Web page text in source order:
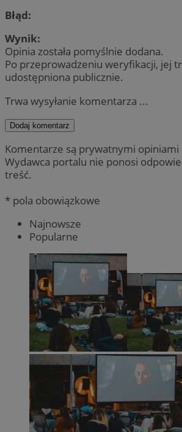
Błąd:
Wynik:
Opinia została pomyślnie dodana.
Po przeprowadzeniu weryfikacji, jej
udostępniona publicznie.
Trwa wysyłanie komentarza ...
Dodaj komentarz
Komentarze są prywatnymi
Wydawca portalu nie ponosi
treść.
* pola obowiązkowe
Najnowsze
Popularne